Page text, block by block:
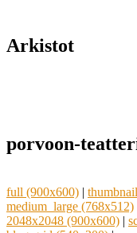
Arkistot
porvoon-
full (900x600) |
medium_large (768x512)
2048x2048 (900x600) |